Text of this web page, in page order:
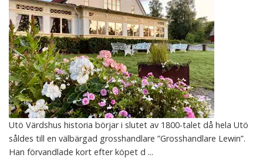
Utö Värdshus historia börjar i slutet av 1800-talet då hela Utö
såldes till en välbärgad grosshandlare ”Grosshandlare Lewin”.
Han förvandlade kort efter köpet d ...